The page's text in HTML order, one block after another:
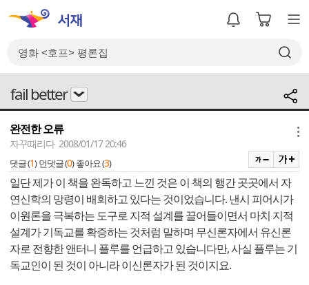
fail better
완전한 오류
자꾸때리다 2008/01/17 20:46
댓글 (1) 먼댓글 (0) 좋아요 (3)
일단 제가 이 책을 완독하고 느낀 것은 이 책의 행간 곳곳에서 자
연신학의 망령이 배회하고 있다는 것이었습니다. 낸시 피어시가
이원론을 극복하는 도구로 지적 설계를 끌어들이면서 마치 지적
설계가 기독교를 확증하는 것처럼 말하며 무신론자에서 유신론
자로 전향한 앤터니 플루를 언급하고 있습니다만, 사실 플루는 기
독교인이 된 것이 아니라 이신론자가 된 것이지요.